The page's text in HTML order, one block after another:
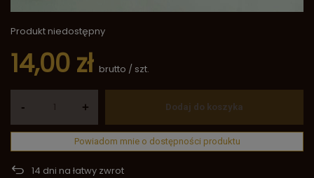
Produkt niedostępny
14,00 zł brutto / szt.
- + Dodaj do koszyka
Powiadom mnie o dostępności produktu
14 dni na łatwy zwrot